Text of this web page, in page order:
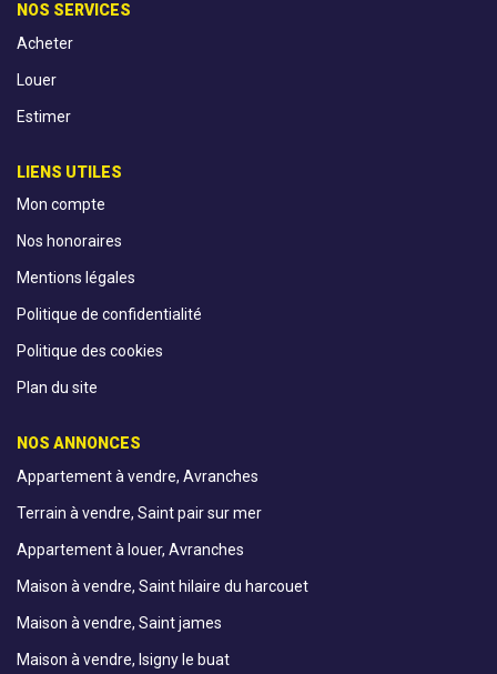
NOS SERVICES
Acheter
Louer
Estimer
LIENS UTILES
Mon compte
Nos honoraires
Mentions légales
Politique de confidentialité
Politique des cookies
Plan du site
NOS ANNONCES
Appartement à vendre, Avranches
Terrain à vendre, Saint pair sur mer
Appartement à louer, Avranches
Maison à vendre, Saint hilaire du harcouet
Maison à vendre, Saint james
Maison à vendre, Isigny le buat